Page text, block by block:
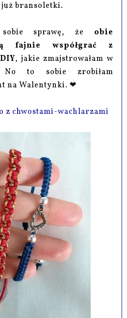
bransoletki.
sobie sprawę, że obie
fajnie współgrać z
, jakie zmajstrowałam w
No to sobie zrobiłam
na Walentynki. ❤
z chwostami-wachlarzami